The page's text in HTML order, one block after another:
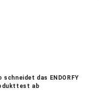
das ENDORFY
ab